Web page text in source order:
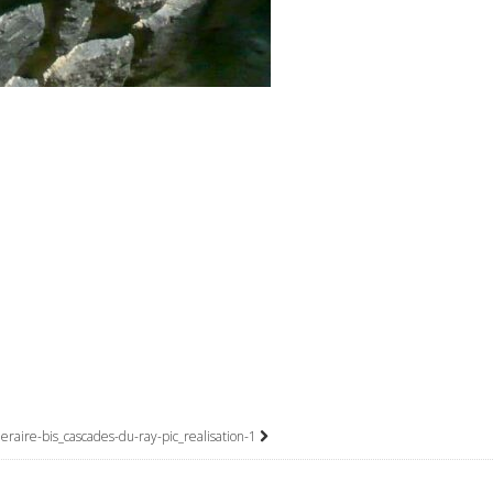
bis_cascades-du-ray-pic_realisation-1